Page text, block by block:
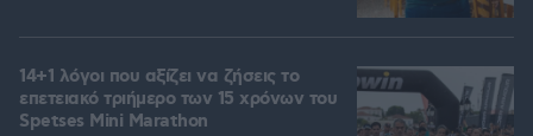
14+1 λόγοι που αξίζει να ζήσεις το
επετειακό τριήμερο των 15 χρόνων του
Spetses Mini Marathon